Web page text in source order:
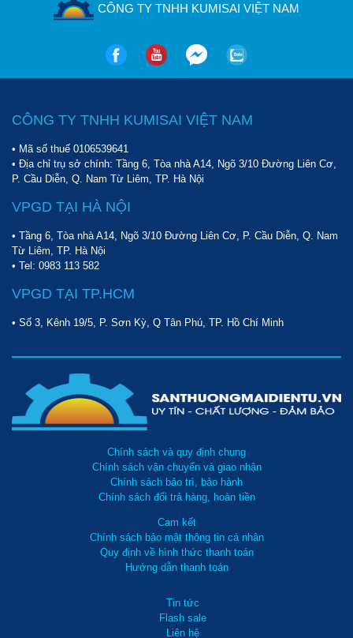
CÔNG TY TNHH KUMISAI VIỆT NAM
CÔNG TY TNHH KUMISAI VIỆT NAM
• Mã số thuế 0106539641
• Địa chỉ trụ sở chính: Tầng 6, Tòa nhà A14, Ngõ 3/10 Đường Liên Cơ,
P. Cầu Diễn, Q. Nam Từ Liêm, TP. Hà Nội
VPGD TẠI HÀ NỘI
• Tầng 6, Tòa nhà A14, Ngõ 3/10 Đường Liên Cơ, P. Cầu Diễn, Q. Nam
Từ Liêm, TP. Hà Nội
• Tel: 0983 113 582
VPGD TẠI TP.HCM
• Số 3, Kênh 19/5, P. Sơn Kỳ, Q Tân Phú, TP. Hồ Chí Minh
Chính sách và quy định chung
Chính sách vận chuyển và giao nhận
Chính sách bảo trì, bảo hành
Chính sách đổi trả hàng, hoàn tiền
Cam kết
Chính sách bảo mật thông tin cá nhân
Quy định về hình thức thanh toán
Hướng dẫn thanh toán
Tin tức
Flash sale
Liên hệ